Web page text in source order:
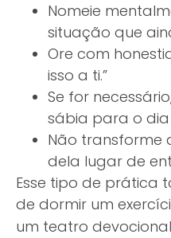
Nomeie
situação que
Ore com
isso a ti.”
Se for
sábia para o dia
Não transforme
dela lugar de
Esse tipo de prática
de dormir um
um teatro